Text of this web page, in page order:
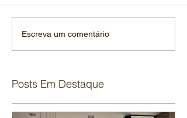
Escreva um comentário
Posts Em Destaque